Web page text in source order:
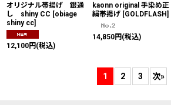
オリジナル帯揚げ 銀通
し shiny CC [obiage
shiny cc]
12,100円 (税込)
kaonn original 手染め正
絹帯揚げ [GOLDFLASH]
14,850円 (税込)
1 2 3 次»